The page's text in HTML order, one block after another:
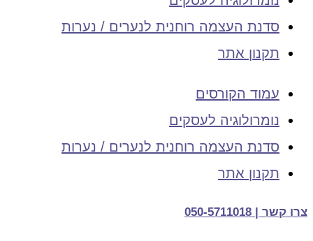
סדנת העצמה רוחנית לנערים / נערות
תקנון אתר
עמוד הקורסים
נומרולוגיה לעסקים
סדנת העצמה רוחנית לנערים / נערות
תקנון אתר
צרו קשר | 050-5711018